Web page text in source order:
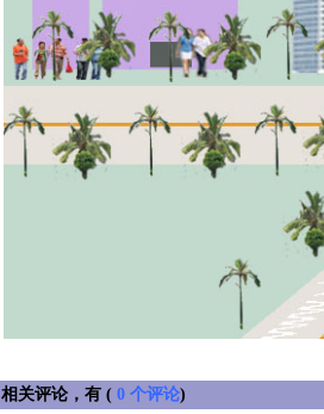
相关评论，有 ( 0 个评论)